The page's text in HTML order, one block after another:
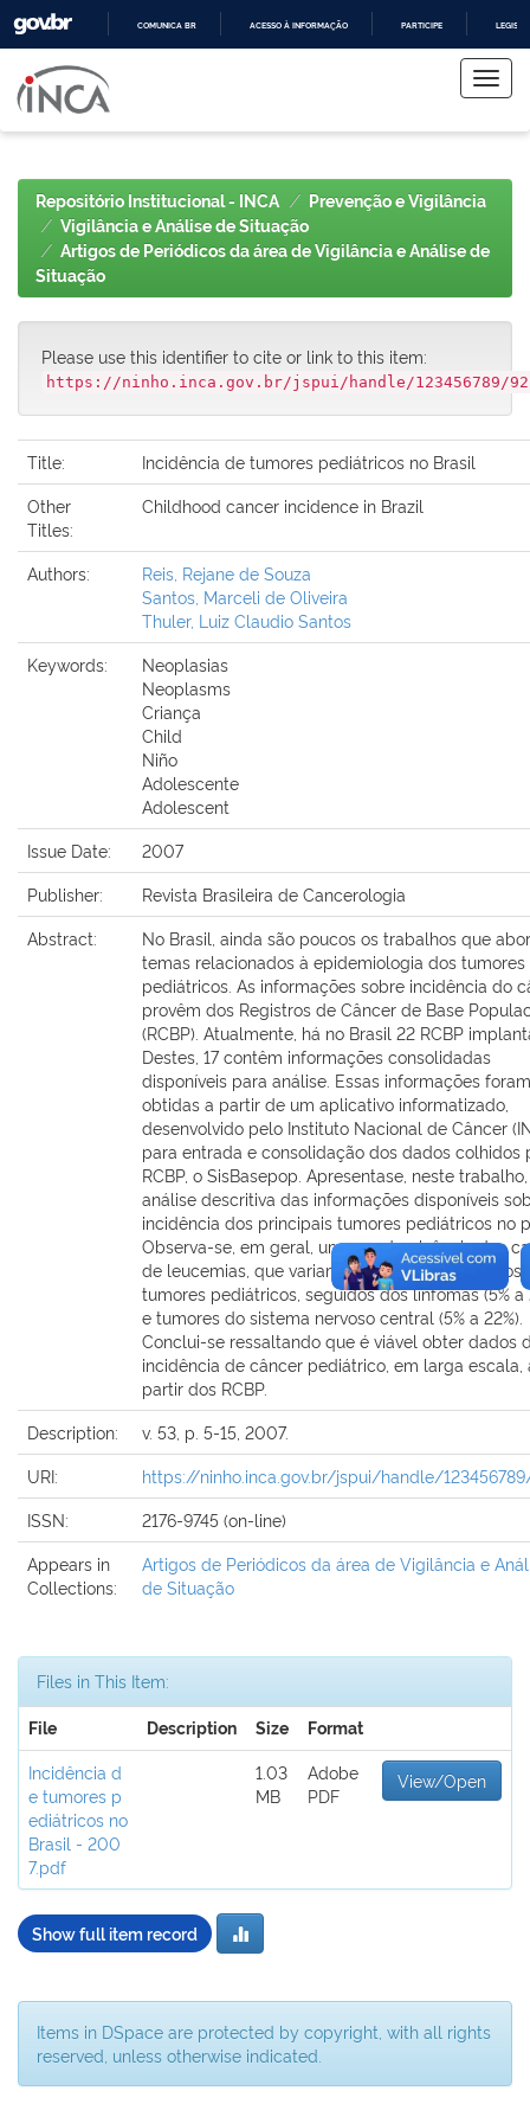
COMUNICA BR ACESSO À INFORMAÇÃO PARTICIPE
navigation
Repositório Institucional - INCA
Prevenção e Vigilância
Vigilância e Análise de Situação
Artigos de Periódicos da área de Vigilância e Análise de
Situação
Please use this identifier to cite or link to this item:
https://ninho.inca.gov.br/jspui/handle/123456789/
Title:
Incidência de tumores pediátricos no Brasil
Other
Titles:
Childhood cancer incidence in Brazil
Authors:
Reis, Rejane de Souza
Santos, Marceli de Oliveira
Thuler, Luiz Claudio Santos
Keywords:
Neoplasias
Neoplasms
Criança
Child
Niño
Adolescente
Adolescent
Issue Date:
2007
Publisher:
Revista Brasileira de Cancerologia
Abstract:
No Brasil, ainda são poucos os trabalhos que
temas relacionados à epidemiologia dos tumores
pediátricos. As informações sobre incidência do
provêm dos Registros de Câncer de Base
(RCBP). Atualmente, há no Brasil 22 RCBP
Destes, 17 contêm informações consolidadas
disponíveis para análise. Essas informações foram
obtidas a partir de um aplicativo informatizado,
desenvolvido pelo Instituto Nacional de Câncer
para entrada e consolidação dos dados colhidos
RCBP, o SisBasepop. Apresentase, neste
análise descritiva das informações disponíveis
incidência dos principais tumores pediátricos no
Observa-se, em geral, uma predominância dos
de leucemias, que variam de 15% a 45% de todos
tumores pediátricos, seguidos dos linfomas (5% a
e tumores do sistema nervoso central (5% a 22%).
Conclui-se ressaltando que é viável obter dados
incidência de câncer pediátrico, em larga escala,
partir dos RCBP.
Description:
v. 53, p. 5-15, 2007.
URI:
https://ninho.inca.gov.br/jspui/handle/
ISSN:
2176-9745 (on-line)
Appears in
Collections:
Artigos de Periódicos da área de Vigilância e
de Situação
Files in This Item:
File Description Size Format
Incidência d
e tumores p
ediátricos no
Brasil - 200
7.pdf
1.03
MB
Adobe
PDF
View/Open
Show full item record
Items in DSpace are protected by copyright, with all rights
reserved, unless otherwise indicated.